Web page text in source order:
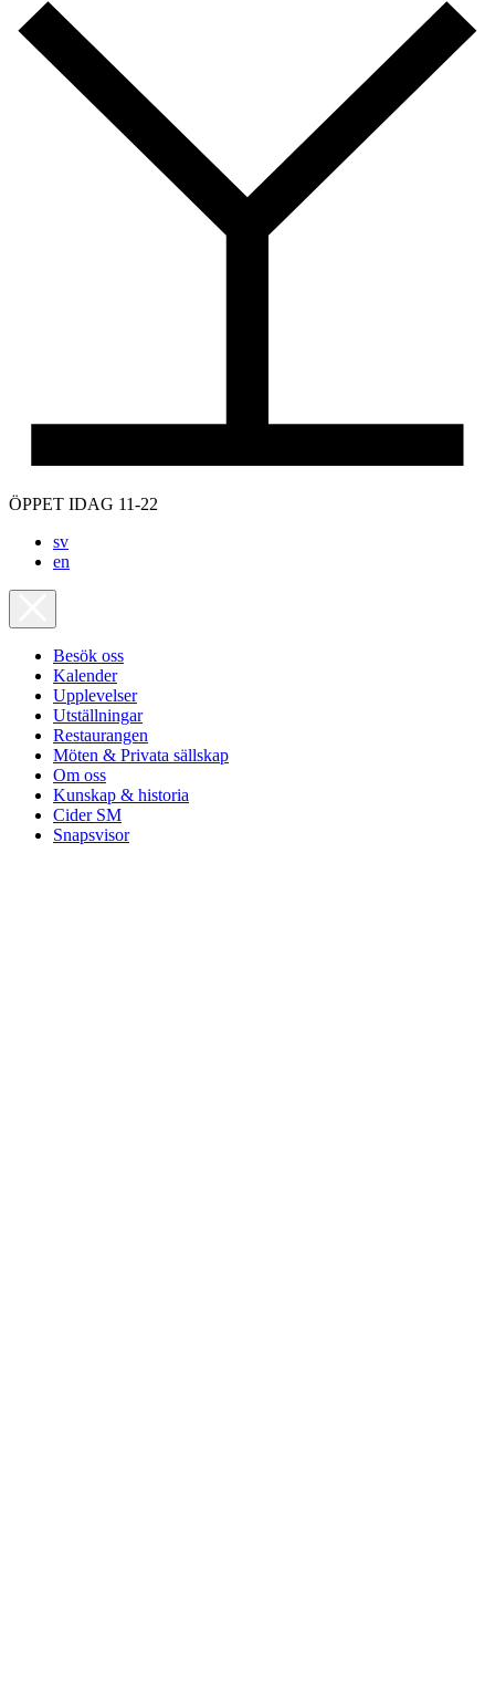
ÖPPET IDAG 11-22
sv
en
Besök oss
Kalender
Upplevelser
Utställningar
Restaurangen
Möten & Privata sällskap
Om oss
Kunskap & historia
Cider SM
Snapsvisor